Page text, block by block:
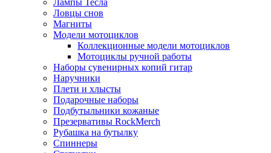
Лампы Тесла
Ловцы снов
Магниты
Модели мотоциклов
Коллекционные модели мотоциклов
Мотоциклы ручной работы
Наборы сувенирных копий гитар
Наручники
Плети и хлысты
Подарочные наборы
Подбутыльники кожаные
Презервативы RockMerch
Рубашка на бутылку
Спиннеры